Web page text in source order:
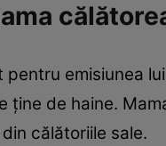
emisiunea
ține de haine.
călătoriile sale.